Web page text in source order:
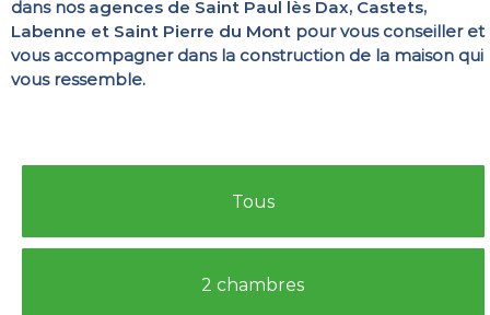
dans nos agences de Saint Paul lès Dax, Castets,
Labenne et Saint Pierre du Mont pour vous conseiller et
vous accompagner dans la construction de la maison qui
vous ressemble.
Tous
2 chambres